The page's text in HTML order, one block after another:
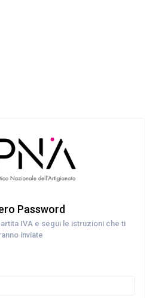
Password
IVA e segui le istruzioni che ti
inviate